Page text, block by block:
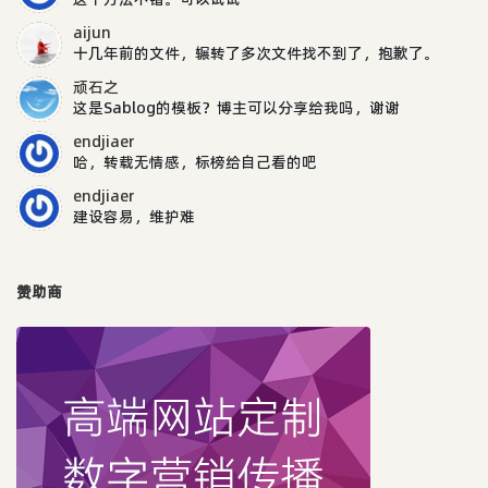
aijun
十几年前的文件，辗转了多次文件找不到了，抱歉了。
顽石之
这是Sablog的模板？博主可以分享给我吗，谢谢
endjiaer
哈，转载无情感，标榜给自己看的吧
endjiaer
建设容易，维护难
赞助商